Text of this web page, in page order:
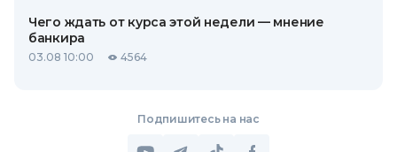
Чего ждать от курса этой недели — мнение
банкира
03.08 10:00 4564
Подпишитесь на нас